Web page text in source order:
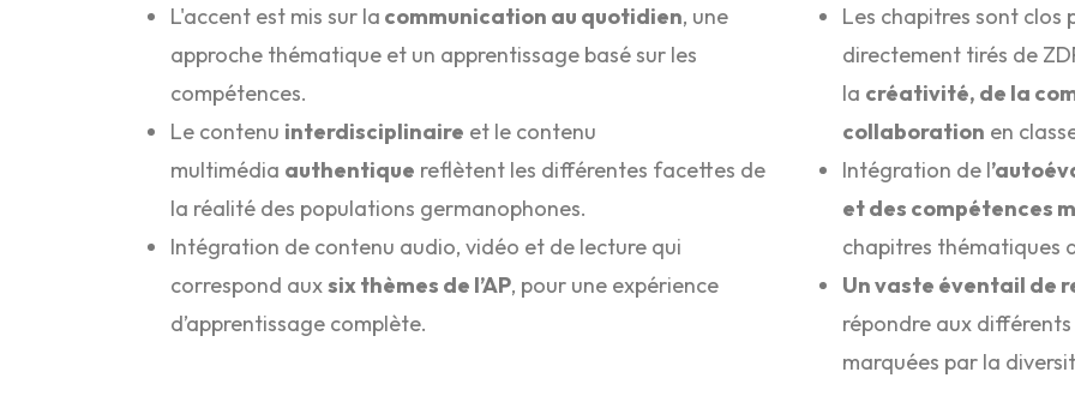
L'accent est mis sur la communication au quotidien, une
approche thématique et un apprentissage basé sur les
compétences.
Le contenu interdisciplinaire et le contenu
multimédia authentique reflètent les différentes facettes de
la réalité des populations germanophones.
Intégration de contenu audio, vidéo et de lecture qui
correspond auxsix thèmes de l’AP, pour une expérience
d’apprentissage complète.
Les chapitres sont clos
directement tirés de
la créativité, de la
collaboration en
Intégration de l
et des compétences
chapitres thématiques
Un vaste éventail de
répondre aux différents
marquées par la